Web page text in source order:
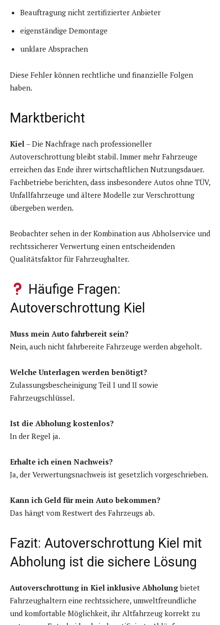
Beauftragung nicht zertifizierter Anbieter
eigenständige Demontage
unklare Absprachen
Diese Fehler können rechtliche und finanzielle Folgen
haben.
Marktbericht
Kiel – Die Nachfrage nach professioneller
Autoverschrottung bleibt stabil. Immer mehr Fahrzeuge
erreichen das Ende ihrer wirtschaftlichen Nutzungsdauer.
Fachbetriebe berichten, dass insbesondere Autos ohne TÜV,
Unfallfahrzeuge und ältere Modelle zur Verschrottung
übergeben werden.
Beobachter sehen in der Kombination aus Abholservice und
rechtssicherer Verwertung einen entscheidenden
Qualitätsfaktor für Fahrzeughalter.
Häufige Fragen:
Autoverschrottung Kiel
Muss mein Auto fahrbereit sein?
Nein, auch nicht fahrbereite Fahrzeuge werden abgeholt.
Welche Unterlagen werden benötigt?
Zulassungsbescheinigung Teil I und II sowie
Fahrzeugschlüssel.
Ist die Abholung kostenlos?
In der Regel ja.
Erhalte ich einen Nachweis?
Ja, der Verwertungsnachweis ist gesetzlich vorgeschrieben.
Kann ich Geld für mein Auto bekommen?
Das hängt vom Restwert des Fahrzeugs ab.
Fazit: Autoverschrottung Kiel mit
Abholung ist die sichere Lösung
Autoverschrottung in Kiel inklusive Abholungbietet
Fahrzeughaltern eine rechtssichere, umweltfreundliche
und komfortable Möglichkeit, ihr Altfahrzeug korrekt zu